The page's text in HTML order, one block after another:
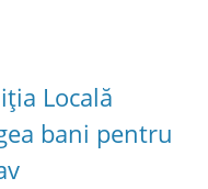
Locală
bani pentru